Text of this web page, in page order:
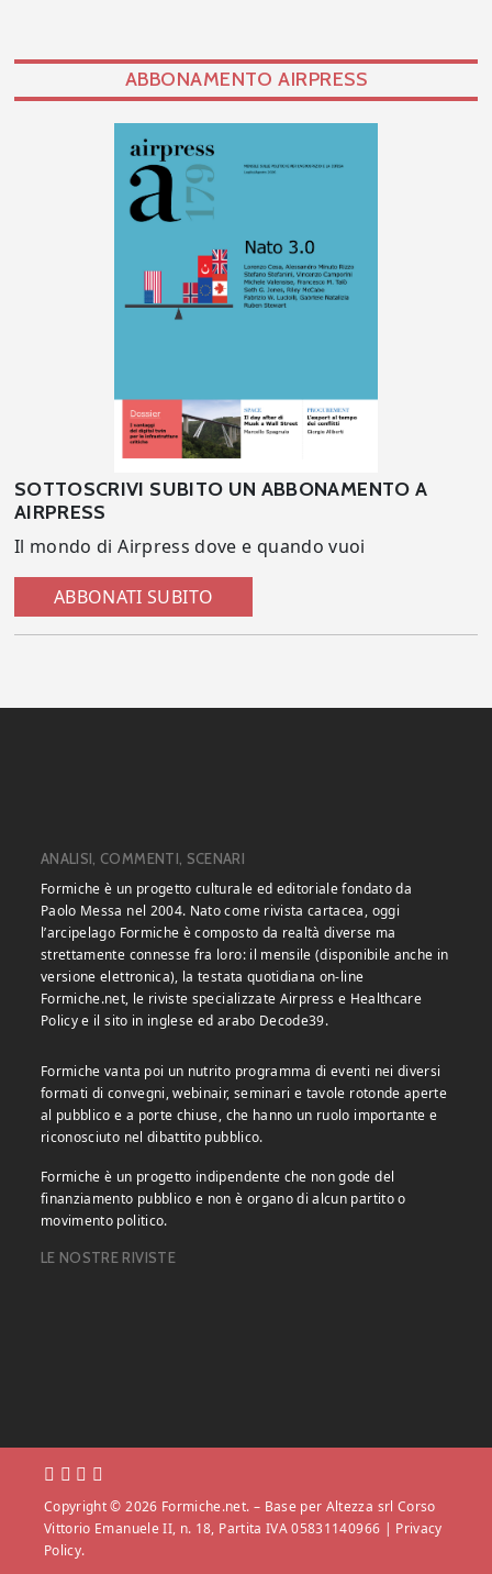
ABBONAMENTO AIRPRESS
SOTTOSCRIVI SUBITO UN ABBONAMENTO A
AIRPRESS
Il mondo di Airpress dove e quando vuoi
ABBONATI SUBITO
ANALISI, COMMENTI, SCENARI
Formiche è un progetto culturale ed editoriale fondato da
Paolo Messa nel 2004. Nato come rivista cartacea, oggi
l’arcipelago Formiche è composto da realtà diverse ma
strettamente connesse fra loro: il mensile (disponibile anche in
versione elettronica), la testata quotidiana on-line
Formiche.net, le riviste specializzate Airpress e Healthcare
Policy e il sito in inglese ed arabo Decode39.
Formiche vanta poi un nutrito programma di eventi nei diversi
formati di convegni, webinair, seminari e tavole rotonde aperte
al pubblico e a porte chiuse, che hanno un ruolo importante e
riconosciuto nel dibattito pubblico.
Formiche è un progetto indipendente che non gode del
finanziamento pubblico e non è organo di alcun partito o
movimento politico.
LE NOSTRE RIVISTE
Copyright © 2026 Formiche.net. – Base per Altezza srl Corso
Vittorio Emanuele II, n. 18, Partita IVA 05831140966 | Privacy
Policy.